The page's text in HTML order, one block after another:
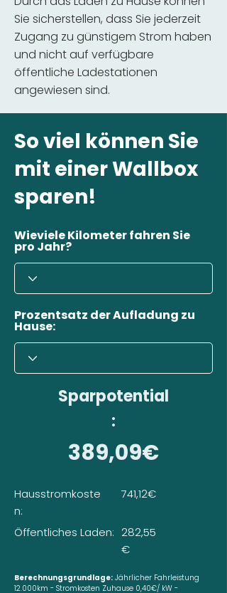
Sie sicherstellen, dass Sie jederzeit
Zugang zu günstigem Strom haben
und nicht auf verfügbare
öffentliche Ladestationen
angewiesen sind.
So viel können Sie
mit einer Wallbox
sparen!
Wieviele Kilometer fahren Sie
pro Jahr?
Prozentsatz der Aufladung zu
Hause:
Sparpotential
:
389,09€
Hausstromkoste
n:
Öffentliches Laden:
741,12€
282,55
€
Berechnungsgrundlage: Jährlicher Fahrleistung
12.000km - Stromkosten Zuhause 0,40€/ kW -